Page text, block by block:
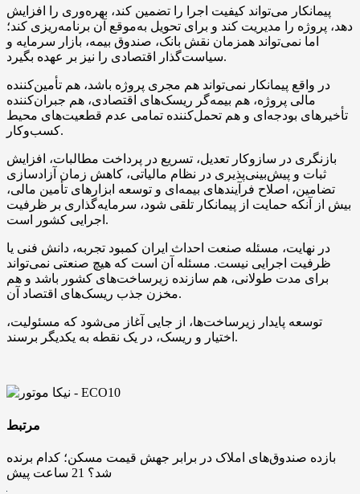
پیمانکار می‌تواند کیفیت اجرا را تضمین کند، بهره‌وری را افزایش
دهد، پروژه را مدیریت کند و برای تحویل به‌موقع آن برنامه‌ریزی کند؛
اما نمی‌تواند همزمان نقش بانک، صندوق بیمه، بازار سرمایه و
سیاست‌گذار اقتصادی را نیز بر عهده بگیرد.
در واقع پیمانکار نمی‌تواند هم مجری پروژه باشد، هم تأمین‌کننده
مالی پروژه، هم بیمه‌گر ریسک‌های اقتصادی، هم جبران‌کننده
تأخیرهای بودجه‌ای و هم تحمل‌کننده تمامی عدم قطعیت‌های محیط
کسب‌وکار.
بازنگری در سازوکار تعدیل، تسریع در پرداخت مطالبات، افزایش
ثبات و پیش‌بینی‌پذیری در نظام مالیاتی، کاهش زمان آزادسازی
تضامین، اصلاح فرآیندهای بیمه‌ای و توسعه ابزارهای تأمین مالی،
بیش از آنکه حمایت از پیمانکار تلقی شود، سرمایه‌گذاری بر ظرفیت
اجرایی کشور است.
در نهایت، مسئله صنعت احداث ایران کمبود تجربه، دانش فنی یا
ظرفیت اجرایی نیست. مسئله آن است که هیچ صنعتی نمی‌تواند
برای مدت طولانی، هم سازنده زیرساخت‌های کشور باشد و هم
مخزن جذب ریسک‌های اقتصاد آن.
توسعه پایدار زیرساخت‌ها، از جایی آغاز می‌شود که مسئولیت،
اختیار و ریسک، در یک نقطه به یکدیگر برسند.
مرتبط
بازده صندوق‌های املاک در برابر جهش قیمت مسکن؛ کدام برنده
شد؟ 21 ساعت پیش